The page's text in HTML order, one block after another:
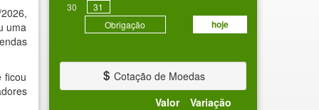
,
uma
ficou
Obrigação hoje
30
31
Cotação de Moedas
Valor
Variação